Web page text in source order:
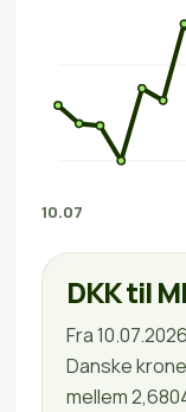
10.07
DKK til
Fra
Danske
mellem